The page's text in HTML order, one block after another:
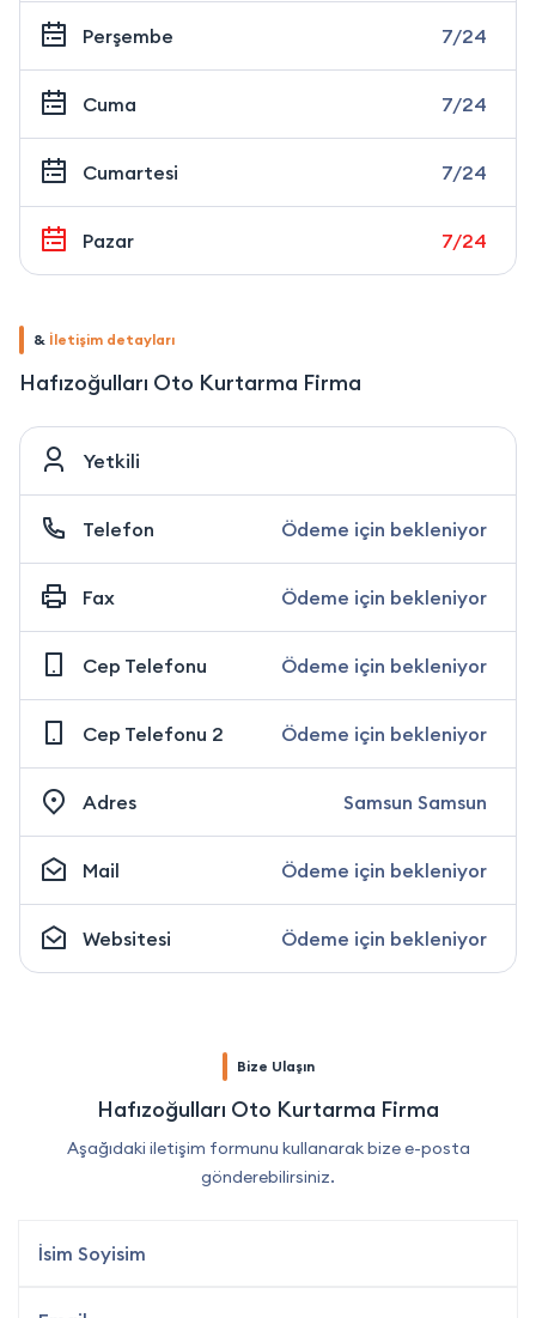
Perşembe 7/24
Cuma 7/24
Cumartesi 7/24
Pazar 7/24
& İletişim detayları
Hafızoğulları Oto Kurtarma Firma
Yetkili
Telefon Ödeme için bekleniyor
Fax Ödeme için bekleniyor
Cep Telefonu Ödeme için bekleniyor
Cep Telefonu 2 Ödeme için bekleniyor
Adres Samsun Samsun
Mail Ödeme için bekleniyor
Websitesi Ödeme için bekleniyor
Bize Ulaşın
Hafızoğulları Oto Kurtarma Firma
Aşağıdaki iletişim formunu kullanarak bize e-posta
gönderebilirsiniz.